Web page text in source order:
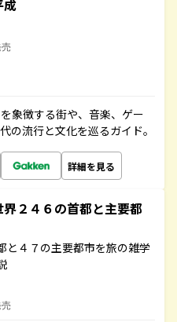
象徴する街や、音楽、ゲー
の流行と文化を巡るガイド。
詳細を見る
２４６の首都と主要都
と４７の主要都市を旅の雑学